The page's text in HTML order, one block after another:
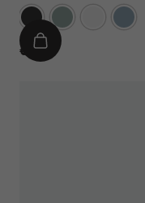
Donkergrijs
Groen Blauw
€
€ 19,95
IN